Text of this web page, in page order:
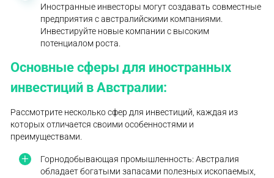
Иностранные инвесторы могут создавать совместные
предприятия с австралийскими компаниями.
Инвестируйте новые компании с высоким
потенциалом роста.
Основные сферы для иностранных
инвестиций в Австралии:
Рассмотрите несколько сфер для инвестиций, каждая из
которых отличается своими особенностями и
преимуществами.
Горнодобывающая промышленность: Австралия
обладает богатыми запасами полезных ископаемых,